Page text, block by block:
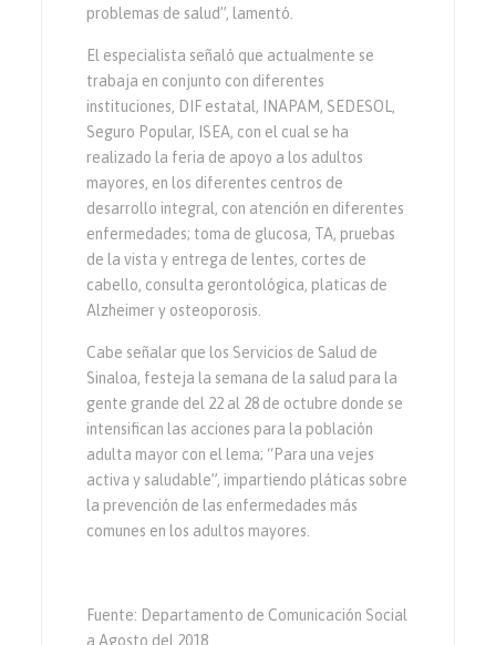
problemas de salud”, lamentó.
El especialista señaló que actualmente se
trabaja en conjunto con diferentes
instituciones, DIF estatal, INAPAM, SEDESOL,
Seguro Popular, ISEA, con el cual se ha
realizado la feria de apoyo a los adultos
mayores, en los diferentes centros de
desarrollo integral, con atención en diferentes
enfermedades; toma de glucosa, TA, pruebas
de la vista y entrega de lentes, cortes de
cabello, consulta gerontológica, platicas de
Alzheimer y osteoporosis.
Cabe señalar que los Servicios de Salud de
Sinaloa, festeja la semana de la salud para la
gente grande del 22 al 28 de octubre donde se
intensifican las acciones para la población
adulta mayor con el lema; “Para una vejes
activa y saludable”, impartiendo pláticas sobre
la prevención de las enfermedades más
comunes en los adultos mayores.
Fuente: Departamento de Comunicación Social
a Agosto del 2018